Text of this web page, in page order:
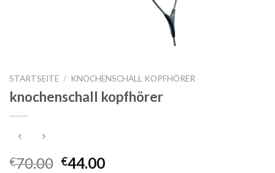
STARTSEITE / KNOCHENSCHALL KOPFHÖRER
knochenschall kopfhörer
€70.00 €44.00